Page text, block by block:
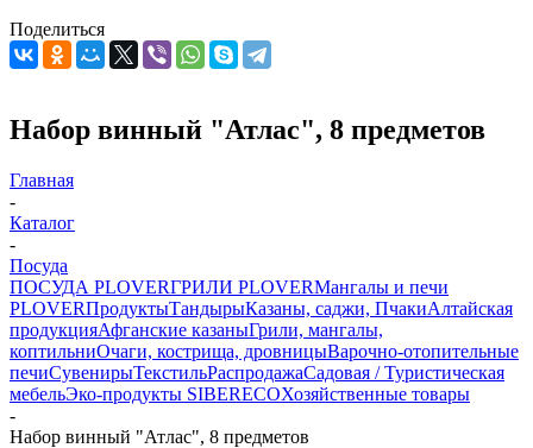
Поделиться
Набор винный "Атлас", 8 предметов
Главная
-
Каталог
-
Посуда
ПОСУДА PLOVERГРИЛИ PLOVERМангалы и печи
PLOVERПродуктыТандырыКазаны, саджи, ПчакиАлтайская
продукцияАфганские казаныГрили, мангалы,
коптильниОчаги, кострища, дровницыВарочно-отопительные
печиСувенирыТекстильРаспродажаСадовая / Туристическая
мебельЭко-продукты SIBERECOХозяйственные товары
-
Набор винный "Атлас", 8 предметов